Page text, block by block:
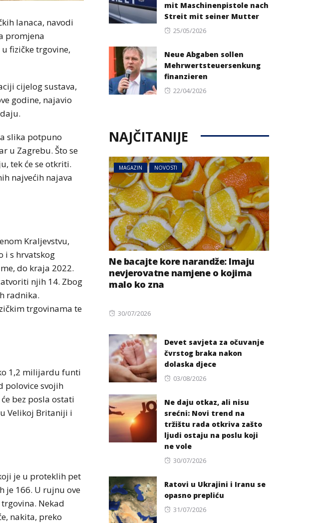
lanaca, navodi
promjena
fizičke trgovine,
cijelog sustava,
godine, najavio
slika potpuno
u Zagrebu. Što se
tek će se otkriti.
najvećih najava
Kraljevstvu,
i s hrvatskog
do kraja 2022.
njih 14. Zbog
radnika.
trgovinama te
1,2 milijardu funti
polovice svojih
bez posla ostati
Velikoj Britaniji i
je u proteklih pet
je 166. U rujnu ove
Nekad
nakita, preko
mit Maschinenpistole nach
Streit mit seiner Mutter
Posted
25/05/2026
Neue Abgaben sollen
Mehrwertsteuersenkung
finanzieren
Posted
22/04/2026
NAJČITANIJE
MAGAZIN NOVOSTI
Ne bacajte kore narandže: Imaju
nevjerovatne namjene o kojima
malo ko zna
Posted
30/07/2026
Devet savjeta za očuvanje
čvrstog braka nakon
dolaska djece
Posted
03/08/2026
Ne daju otkaz, ali nisu
srećni: Novi trend na
tržištu rada otkriva zašto
ljudi ostaju na poslu koji
ne vole
Posted
30/07/2026
Ratovi u Ukrajini i Iranu se
opasno prepliću
Posted
31/07/2026